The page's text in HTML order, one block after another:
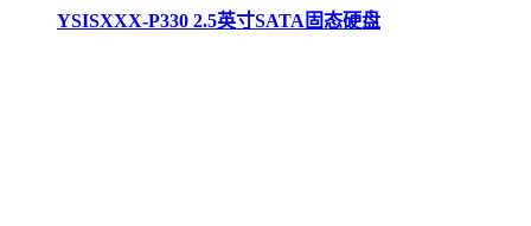
YSISXXX-P330 2.5英寸SATA固态硬盘